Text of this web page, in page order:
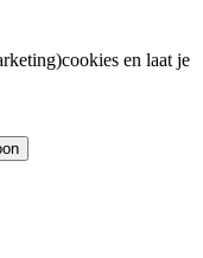
en laat je